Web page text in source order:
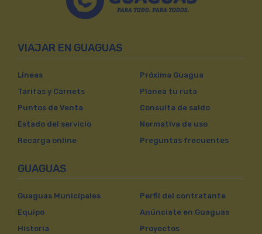
VIAJAR EN GUAGUAS
Líneas
Tarifas y Carnets
Puntos de Venta
Estado del servicio
Recarga online
Próxima Guagua
Planea tu ruta
Consulta de saldo
Normativa de uso
Preguntas frecuentes
GUAGUAS
Guaguas Municipales
Equipo
Historia
Perfil del contratante
Anúnciate en Guaguas
Proyectos